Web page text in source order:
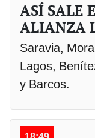
ASÍ SALE
ALIANZA
Saravia,
Lagos,
y Barcos.